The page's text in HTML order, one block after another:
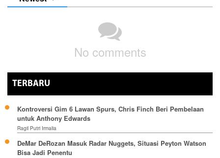
No comments
TERBARU
Kontroversi Gim 6 Lawan Spurs, Chris Finch Beri Pembelaan
untuk Anthony Edwards
Ragil Putri Irmalia
DeMar DeRozan Masuk Radar Nuggets, Situasi Peyton Watson
Bisa Jadi Penentu